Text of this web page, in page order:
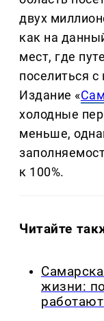
двух
как на
мест, где
поселиться
Издание «
холодные
меньше,
к 100%.
Читайте
жизни: